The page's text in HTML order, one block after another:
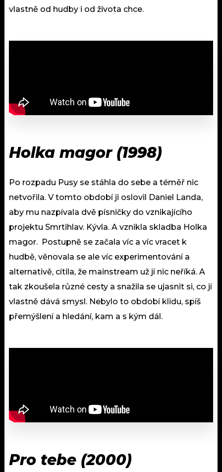
vlastně od hudby i od života chce.
Holka magor (1998)
Po rozpadu Pusy se stáhla do sebe a téměř nic
netvořila. V tomto období ji oslovil Daniel Landa,
aby mu nazpívala dvě písničky do vznikajícího
projektu Smrtihlav. Kývla. A vznikla skladba Holka
magor. Postupně se začala víc a víc vracet k
hudbě, věnovala se ale víc experimentování a
alternativě, cítila, že mainstream už jí nic neříká. A
tak zkoušela různé cesty a snažila se ujasnit si, co jí
vlastně dává smysl. Nebylo to období klidu, spíš
přemýšlení a hledání, kam a s kým dál.
Pro tebe (2000)